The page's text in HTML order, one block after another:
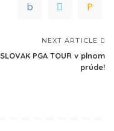
NEXT ARTICLE
SLOVAK PGA TOUR v plnom
prúde!